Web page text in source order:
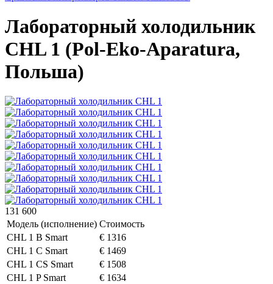
Лабораторный холодильник
CHL 1 (Pol-Eko-Aparatura,
Польша)
131 600
Модель (исполнение) Стоимость
CHL 1 B Smart
€ 1316
CHL 1 C Smart
€ 1469
CHL 1 CS Smart
€ 1508
CHL 1 P Smart
€ 1634